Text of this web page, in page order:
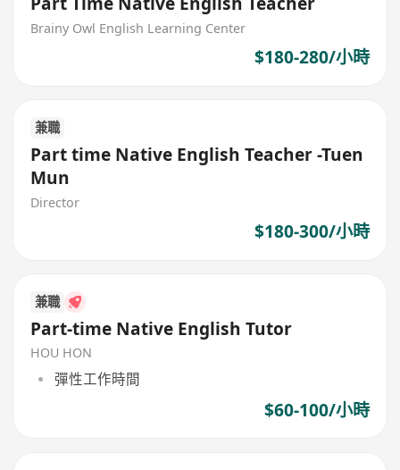
Brainy Owl English Learning Center
$180-280/小時
兼職
Part time Native English Teacher -Tuen
Mun
Director
$180-300/小時
兼職
Part-time Native English Tutor
HOU HON
彈性工作時間
$60-100/小時